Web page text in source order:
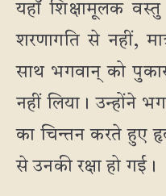
यहाँ शिक्षामूलक
शरणागति से नहीं,
साथ भगवान् को
नहीं लिया। उन्होंने
का चिन्तन करते हुए
से उनकी रक्षा हो गई।